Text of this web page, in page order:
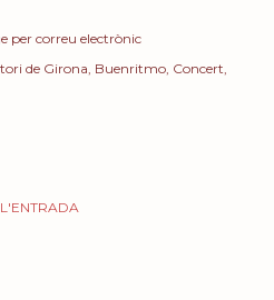
per correu electrònic
de Girona Buenritmo Concert